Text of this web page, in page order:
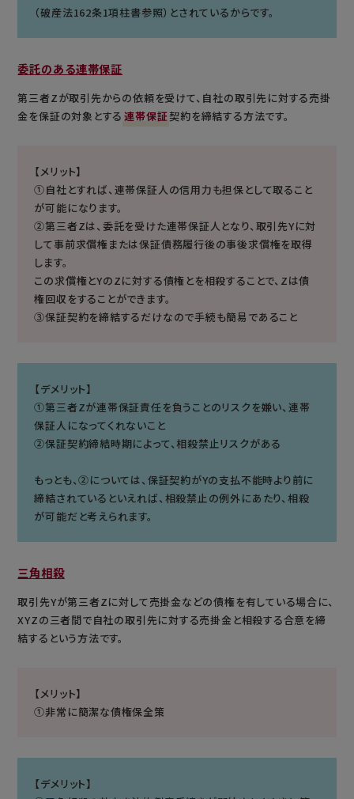
（破産法162条1項柱書参照）とされているからです。
委託のある連帯保証
第三者Zが取引先からの依頼を受けて、自社の取引先に対する売掛
金を保証の対象とする 連帯保証契約を締結する方法です。
【メリット】
①自社とすれば、連帯保証人の信用力も担保として取ること
が可能になります。
②第三者Zは、委託を受けた連帯保証人となり、取引先Yに対
して事前求償権または保証債務履行後の事後求償権を取得
します。
この求償権とYのZに対する債権とを相殺することで、Zは債
権回収をすることができます。
③保証契約を締結するだけなので手続も簡易であること
【デメリット】
①第三者Zが連帯保証責任を負うことのリスクを嫌い、連帯
保証人になってくれないこと
②保証契約締結時期によって、相殺禁止リスクがある
もっとも、②については、保証契約がYの支払不能時より前に
締結されているといえれば、相殺禁止の例外にあたり、相殺
が可能だと考えられます。
三角相殺
取引先Yが第三者Zに対して売掛金などの債権を有している場合に、
XYZの三者間で自社の取引先に対する売掛金と相殺する合意を締
結するという方法です。
【メリット】
①非常に簡潔な債権保全策
【デメリット】